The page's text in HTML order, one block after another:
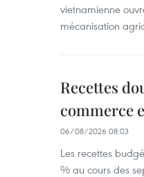
vietnamienne
mécanisation
Recettes
commerce
06/08/2026 08:03
Les recettes
% au cours des